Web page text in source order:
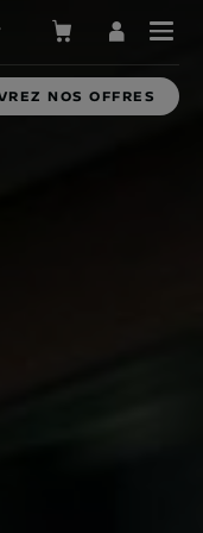
NOS OFFRES